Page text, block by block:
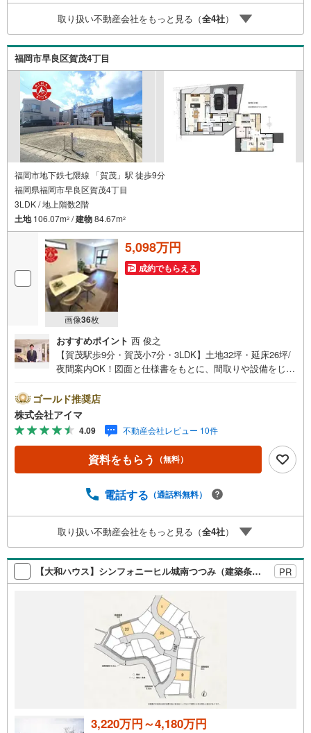
店です大手ネット銀行はじめ多数の金融機関と提携/最長50
年の返済プランもご用意平日も夜間もご見学OK/ご自宅・
最寄り駅まで送迎無料/オンライン相談OK「見るだけ」
「ローン相談だけ」でも歓迎します他社でローンが難しい
と言われた方、転職後で審査にご不安の方もご相談くださ
取り扱い不動産会社をもっと見る（全4社）
福岡市早良区賀茂4丁目
福岡市地下鉄七隈線 「賀茂」駅 徒歩9分
福岡県福岡市早良区賀茂4丁目
3LDK / 地上階数2階
土地106.07m2 /建物84.67m2
画像36枚
5,098万円
成約でもらえる
おすすめポイント 西 俊之
【賀茂駅歩9分・賀茂小7分・3LDK】土地32坪・延床26坪/
夜間案内OK！図面と仕様書をもとに、間取りや設備をじっ
DK15帖以上。土地約32坪・延床約26坪と、暮らしの広さを
数字でご確認いただけます。■通学・周辺2駅を使い分けで
きます。最寄駅まで徒歩10分以内。スーパーが近く買い物
の負担を軽減。ほかに3駅以上利用可も備えます。■アイマ
のサポートアイマは福岡の新築一戸建て・マンションの専
門店です大手ネット銀行はじめ多数の金融機関と提携/最長
宅・最寄り駅まで送迎無料/オンライン相談OK「見るだ
しいと言われた方、転職後で審査にご不安の方もご相談く
ださい■ご見学についてご見学のご予約は前日までにいただ
ければ調整しやすく、当日でも空きがあればご案内できま
す。お子様連れでもどうぞ。現地でご覧いただきたい点
や、周辺の様子についてもその場でご説明いたします
ゴールド推奨店
株式会社アイマ
4.09 不動産会社レビュー 10件
資料をもらう （無料）
電話する （通話料無料）
取り扱い不動産会社をもっと見る（全4社）
【大和ハウス】シンフォニーヒル城南つつみ（建築条件付宅地分譲） PR
3,220万円～4,180万円